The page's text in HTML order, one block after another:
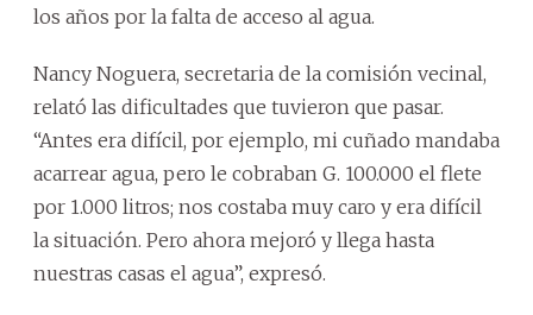
los años por la falta de acceso al agua.
Nancy Noguera, secretaria de la comisión vecinal,
relató las dificultades que tuvieron que pasar.
“Antes era difícil, por ejemplo, mi cuñado mandaba
acarrear agua, pero le cobraban G. 100.000 el flete
por 1.000 litros; nos costaba muy caro y era difícil
la situación. Pero ahora mejoró y llega hasta
nuestras casas el agua”, expresó.